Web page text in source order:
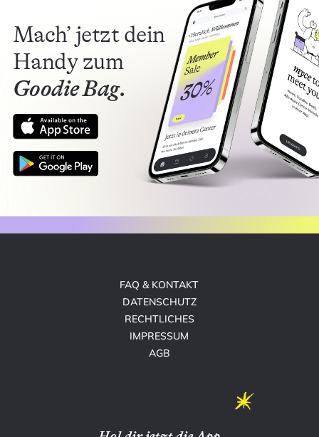
Mach’ jetzt dein
Handy zum
Goodie Bag.
FAQ & KONTAKT
DATENSCHUTZ
RECHTLICHES
IMPRESSUM
AGB